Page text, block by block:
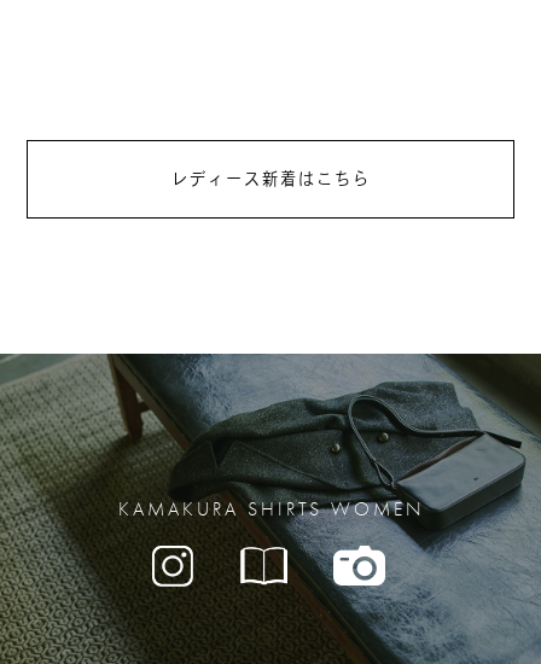
レディース新着はこちら
KAMAKURA SHIRTS WOMEN